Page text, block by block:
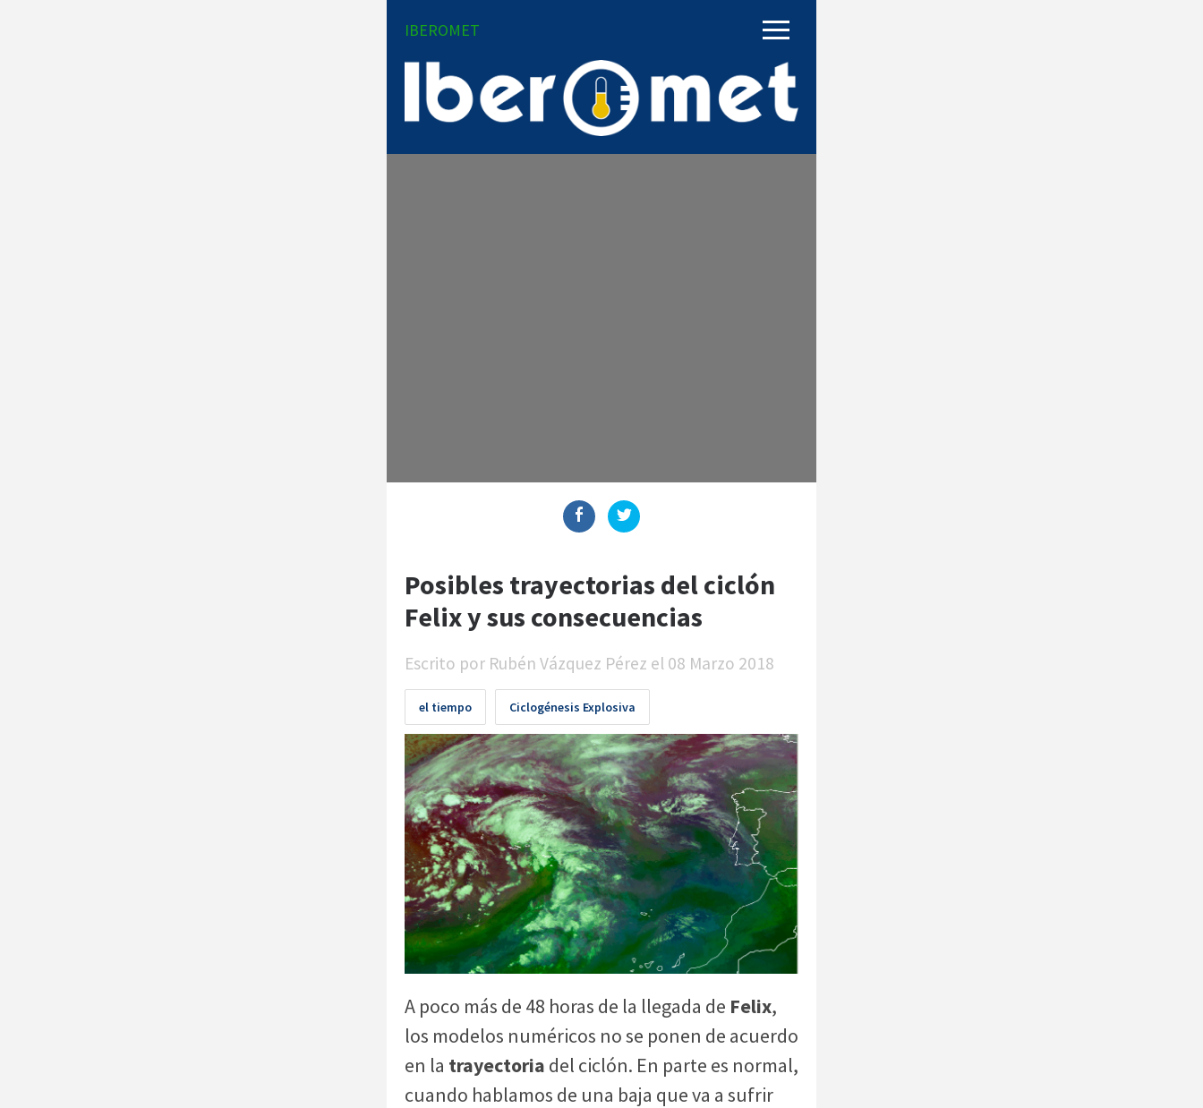
IBEROMET
Posibles trayectorias del ciclón
Felix y sus consecuencias
Escrito por Rubén Vázquez Pérez el 08 Marzo 2018
el tiempo Ciclogénesis Explosiva
A poco más de 48 horas de la llegada de Felix,
los modelos numéricos no se ponen de acuerdo
en la trayectoria del ciclón. En parte es normal,
cuando hablamos de una baja que va a sufrir